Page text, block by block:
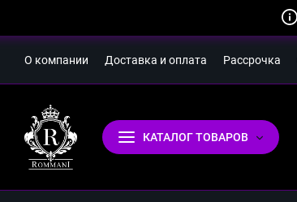
О компании Доставка и оплата Рассрочка
КАТАЛОГ ТОВАРОВ